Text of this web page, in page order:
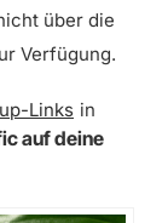
über die
Verfügung.
Links in
auf deine